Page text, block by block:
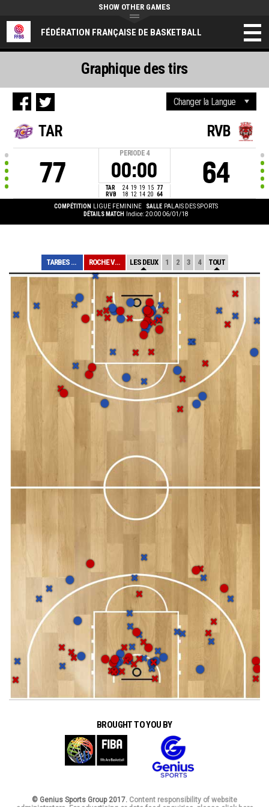
FÉDÉRATION FRANÇAISE DE BASKETBALL
SHOW OTHER GAMES
TAR
77
PERIODE 4
00:00
TAR 24 19 19 15 77
RVB
18 12 14 20 64
RVB
64
COMPÉTITION LIGUE FEMININE SALLE PALAIS DES SPORTS
DÉTAILS MATCH
Indice: 20:00 06/01/18
Graphique des tirs
TARBES GESPE BI... ROCHE VENDEE LES DEUX 1 2 3 4 TOUT
BROUGHT TO YOU BY
© Genius Sports Group 2017. Content responsibility of website